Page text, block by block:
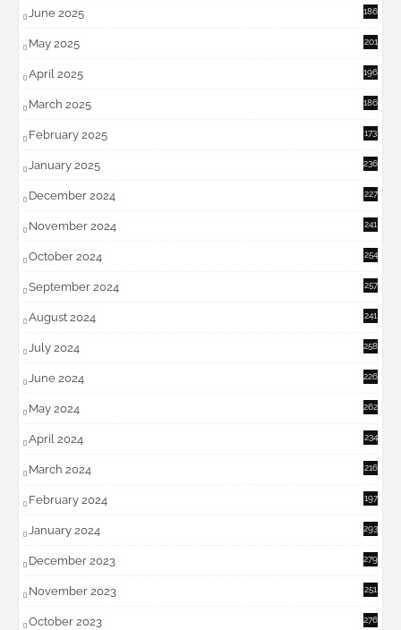
June 2025 186
May 2025 201
April 2025 196
March 2025 186
February 2025 173
January 2025 236
December 2024 227
November 2024 241
October 2024 254
September 2024 257
August 2024 241
July 2024 258
June 2024 226
May 2024 262
April 2024 234
March 2024 216
February 2024 197
January 2024 293
December 2023 279
November 2023 251
October 2023 276